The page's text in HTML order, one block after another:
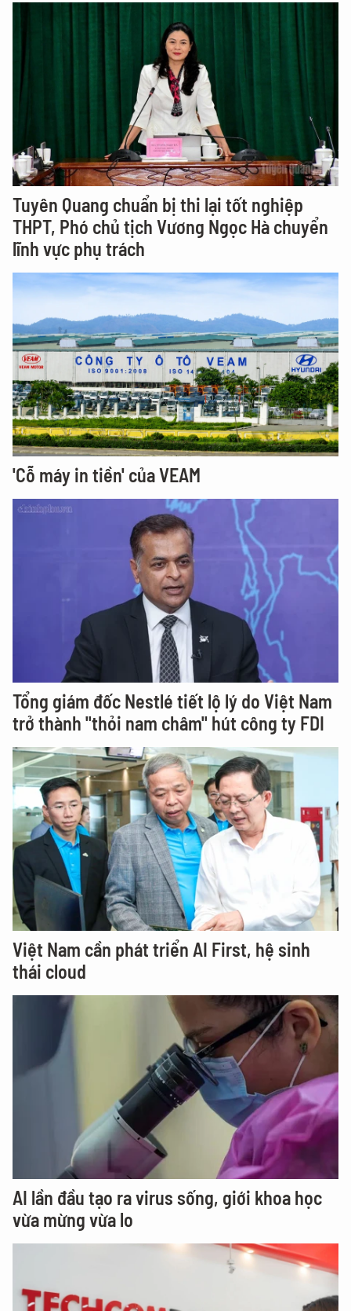
Tuyên Quang chuẩn bị thi lại tốt nghiệp
THPT, Phó chủ tịch Vương Ngọc Hà chuyển
lĩnh vực phụ trách
'Cỗ máy in tiền' của VEAM
Tổng giám đốc Nestlé tiết lộ lý do Việt Nam
trở thành "thỏi nam châm" hút công ty FDI
Việt Nam cần phát triển AI First, hệ sinh
thái cloud
AI lần đầu tạo ra virus sống, giới khoa học
vừa mừng vừa lo